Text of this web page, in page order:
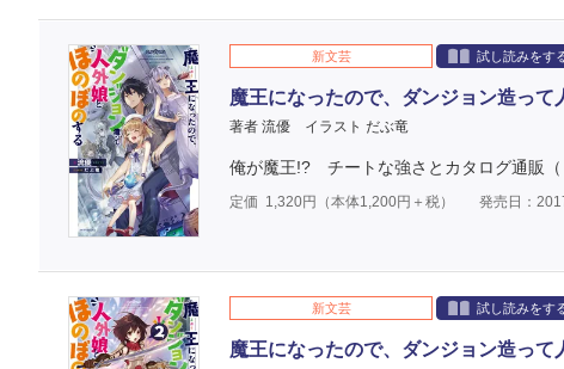
新文芸 試し読みをす
魔王になったので、ダンジョン造って
著者 流優 イラスト だぶ竜
俺が魔王!? チートな強さとカタログ通販（
定価 1,320円（本体1,200円＋税） 発売日：
新文芸 試し読みをす
魔王になったので、ダンジョン造って